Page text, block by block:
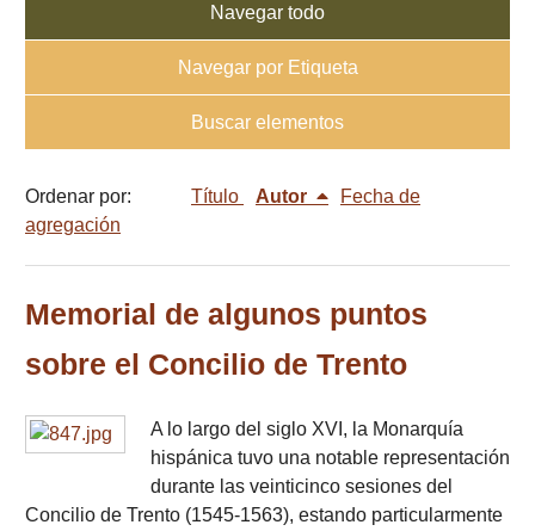
Navegar todo
Navegar por Etiqueta
Buscar elementos
Ordenar por: Título Autor
Fecha de
agregación
Memorial de algunos puntos
sobre el Concilio de Trento
A lo largo del siglo XVI, la Monarquía
hispánica tuvo una notable representación
durante las veinticinco sesiones del
Concilio de Trento (1545-1563), estando particularmente